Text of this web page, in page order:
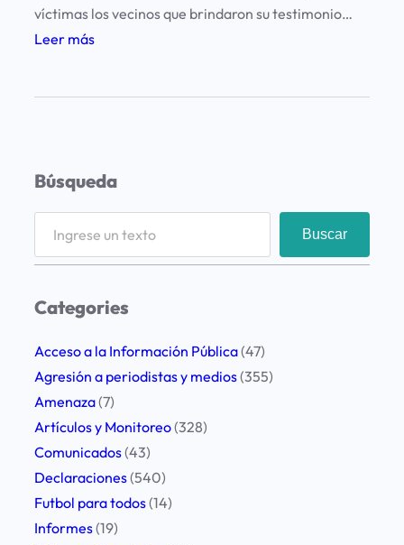
víctimas los vecinos que brindaron su testimonio…
Leer más:
i
c
c
i
n
e
a
b
Búsqueda
r
h
Buscar
Categories
Acceso a la Información Pública(47)
Agresión a periodistas y medios(355)
Amenaza(7)
Artículos y Monitoreo(328)
Comunicados(43)
Declaraciones(540)
Futbol para todos(14)
Informes(19)